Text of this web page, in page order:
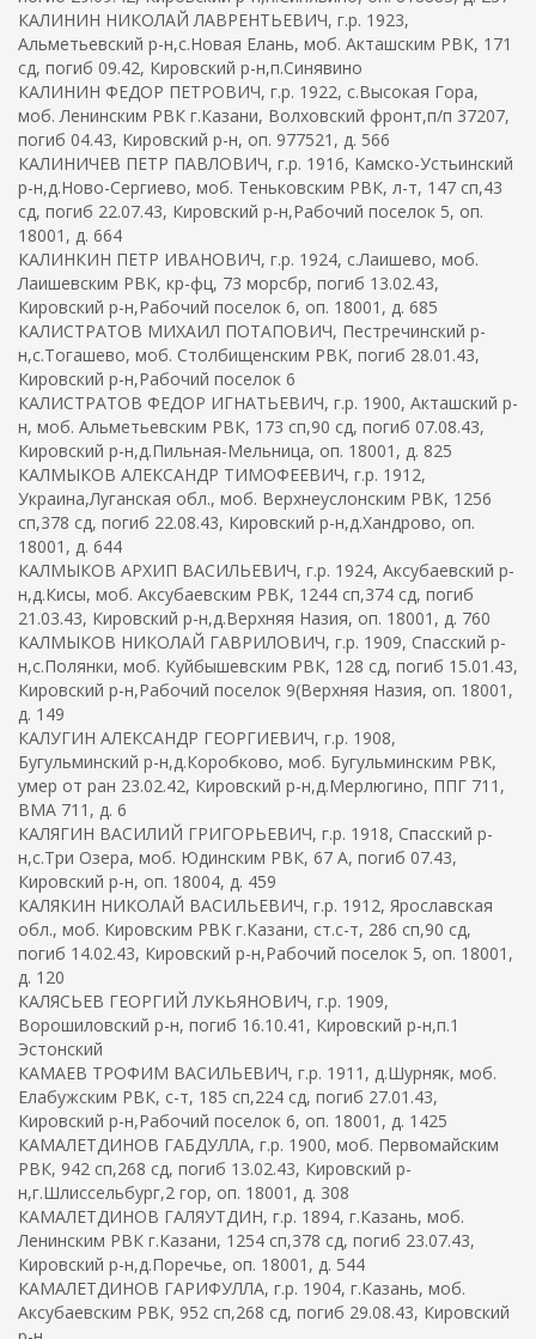
КАЛИНИН НИКОЛАЙ ЛАВРЕНТЬЕВИЧ, г.р. 1923,
Альметьевский р-н,с.Новая Елань, моб. Акташским РВК, 171
сд, погиб 09.42, Кировский р-н,п.Синявино
КАЛИНИН ФЕДОР ПЕТРОВИЧ, г.р. 1922, с.Высокая Гора,
моб. Ленинским РВК г.Казани, Волховский фронт,п/п 37207,
погиб 04.43, Кировский р-н, оп. 977521, д. 566
КАЛИНИЧЕВ ПЕТР ПАВЛОВИЧ, г.р. 1916, Камско-Устьинский
р-н,д.Ново-Сергиево, моб. Теньковским РВК, л-т, 147 сп,43
сд, погиб 22.07.43, Кировский р-н,Рабочий поселок 5, оп.
18001, д. 664
КАЛИНКИН ПЕТР ИВАНОВИЧ, г.р. 1924, с.Лаишево, моб.
Лаишевским РВК, кр-фц, 73 морсбр, погиб 13.02.43,
Кировский р-н,Рабочий поселок 6, оп. 18001, д. 685
КАЛИСТРАТОВ МИХАИЛ ПОТАПОВИЧ, Пестречинский р-
н,с.Тогашево, моб. Столбищенским РВК, погиб 28.01.43,
Кировский р-н,Рабочий поселок 6
КАЛИСТРАТОВ ФЕДОР ИГНАТЬЕВИЧ, г.р. 1900, Акташский р-
н, моб. Альметьевским РВК, 173 сп,90 сд, погиб 07.08.43,
Кировский р-н,д.Пильная-Мельница, оп. 18001, д. 825
КАЛМЫКОВ АЛЕКСАНДР ТИМОФЕЕВИЧ, г.р. 1912,
Украина,Луганская обл., моб. Верхнеуслонским РВК, 1256
сп,378 сд, погиб 22.08.43, Кировский р-н,д.Хандрово, оп.
18001, д. 644
КАЛМЫКОВ АРХИП ВАСИЛЬЕВИЧ, г.р. 1924, Аксубаевский р-
н,д.Кисы, моб. Аксубаевским РВК, 1244 сп,374 сд, погиб
21.03.43, Кировский р-н,д.Верхняя Назия, оп. 18001, д. 760
КАЛМЫКОВ НИКОЛАЙ ГАВРИЛОВИЧ, г.р. 1909, Спасский р-
н,с.Полянки, моб. Куйбышевским РВК, 128 сд, погиб 15.01.43,
Кировский р-н,Рабочий поселок 9(Верхняя Назия, оп. 18001,
д. 149
КАЛУГИН АЛЕКСАНДР ГЕОРГИЕВИЧ, г.р. 1908,
Бугульминский р-н,д.Коробково, моб. Бугульминским РВК,
умер от ран 23.02.42, Кировский р-н,д.Мерлюгино, ППГ 711,
ВМА 711, д. 6
КАЛЯГИН ВАСИЛИЙ ГРИГОРЬЕВИЧ, г.р. 1918, Спасский р-
н,с.Три Озера, моб. Юдинским РВК, 67 А, погиб 07.43,
Кировский р-н, оп. 18004, д. 459
КАЛЯКИН НИКОЛАЙ ВАСИЛЬЕВИЧ, г.р. 1912, Ярославская
обл., моб. Кировским РВК г.Казани, ст.с-т, 286 сп,90 сд,
погиб 14.02.43, Кировский р-н,Рабочий поселок 5, оп. 18001,
д. 120
КАЛЯСЬЕВ ГЕОРГИЙ ЛУКЬЯНОВИЧ, г.р. 1909,
Ворошиловский р-н, погиб 16.10.41, Кировский р-н,п.1
Эстонский
КАМАЕВ ТРОФИМ ВАСИЛЬЕВИЧ, г.р. 1911, д.Шурняк, моб.
Елабужским РВК, с-т, 185 сп,224 сд, погиб 27.01.43,
Кировский р-н,Рабочий поселок 6, оп. 18001, д. 1425
КАМАЛЕТДИНОВ ГАБДУЛЛА, г.р. 1900, моб. Первомайским
РВК, 942 сп,268 сд, погиб 13.02.43, Кировский р-
н,г.Шлиссельбург,2 гор, оп. 18001, д. 308
КАМАЛЕТДИНОВ ГАЛЯУТДИН, г.р. 1894, г.Казань, моб.
Ленинским РВК г.Казани, 1254 сп,378 сд, погиб 23.07.43,
Кировский р-н,д.Поречье, оп. 18001, д. 544
КАМАЛЕТДИНОВ ГАРИФУЛЛА, г.р. 1904, г.Казань, моб.
Аксубаевским РВК, 952 сп,268 сд, погиб 29.08.43, Кировский